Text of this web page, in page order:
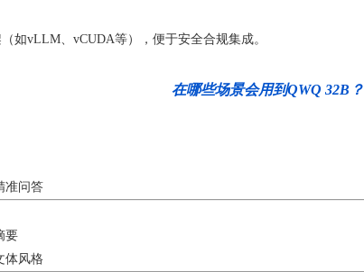
如vLLM、vCUDA等），便于安全合规集成。
在哪些场景会用到QWQ 32B？
准问答
要
体风格